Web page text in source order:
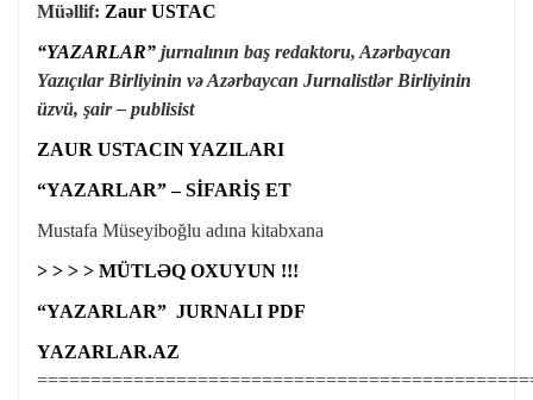
Müəllif: Zaur USTAC
“YAZARLAR” jurnalının baş redaktoru, Azərbaycan
Yazıçılar Birliyinin və Azərbaycan Jurnalistlər Birliyinin
üzvü, şair – publisist
ZAUR USTACIN YAZILARI
“YAZARLAR” – SİFARİŞ ET
Mustafa Müseyiboğlu adına kitabxana
> > > > MÜTLƏQ OXUYUN !!!
“YAZARLAR” JURNALI PDF
YAZARLAR.AZ